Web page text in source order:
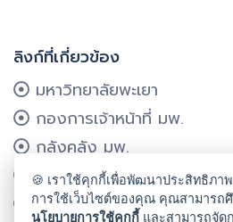
ลิงก์ที่เกี่ยวข้อง
มหาวิทยาลัยพะเยา
กองการเจ้าหน้าที่ มพ.
กลังคลัง มพ.
กองแผนงาน มพ.
ศูนย์บริการเทคโนโลยีฯ มพ.
🍪 เราใช้คุกกี้เพื่อพัฒนาประสิทธิภา
การใช้เว็บไซต์ของคุณ คุณสามารถศึ
นโยบายการใช้คุกกี้ และสามารถจัด